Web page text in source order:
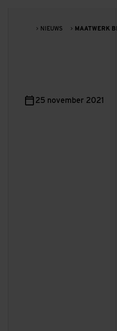
NIEUWS MAATWERK
25 november 2021